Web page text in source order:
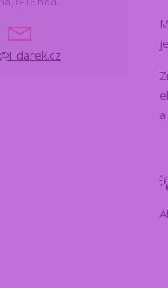
darek.cz